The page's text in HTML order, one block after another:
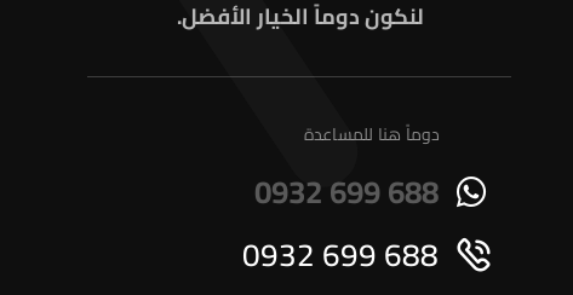
لنكون دوماً الخيار الأفضل.
دوماً هنا للمساعدة
0932 699 688
0932 699 688